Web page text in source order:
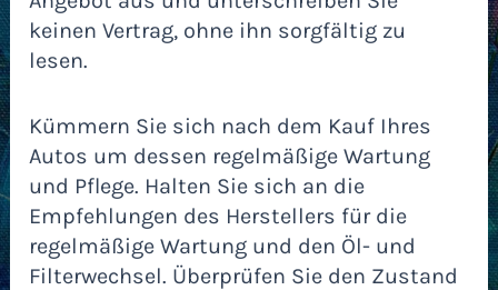
keinen Vertrag, ohne ihn sorgfältig zu
lesen.
Kümmern Sie sich nach dem Kauf Ihres
Autos um dessen regelmäßige Wartung
und Pflege. Halten Sie sich an die
Empfehlungen des Herstellers für die
regelmäßige Wartung und den Öl- und
Filterwechsel. Überprüfen Sie den Zustand